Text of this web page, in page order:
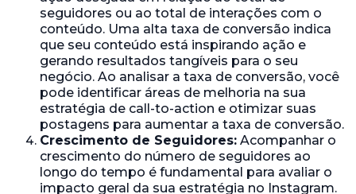
seguidores ou ao total de interações com o
conteúdo. Uma alta taxa de conversão indica
que seu conteúdo está inspirando ação e
gerando resultados tangíveis para o seu
negócio. Ao analisar a taxa de conversão, você
pode identificar áreas de melhoria na sua
estratégia de call-to-action e otimizar suas
postagens para aumentar a taxa de conversão.
Crescimento de Seguidores: Acompanhar o
crescimento do número de seguidores ao
longo do tempo é fundamental para avaliar o
impacto geral da sua estratégia no Instagram.